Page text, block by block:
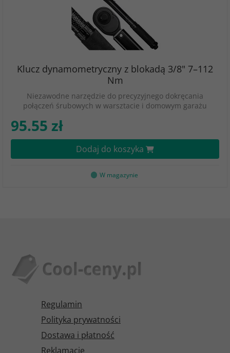
Klucz dynamometryczny z blokadą 3/8" 7–112
Nm
Niezawodne narzędzie do precyzyjnego dokręcania
połączeń śrubowych w warsztacie i domowym garażu
95.55 zł
Dodaj do koszyka
W magazynie
Regulamin
Polityka prywatności
Dostawa i płatność
Reklamacje